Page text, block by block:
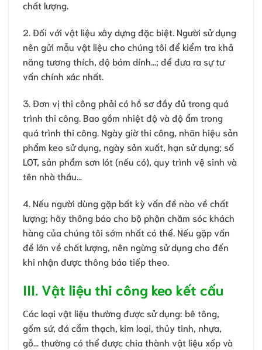
chất lượng.
2. Đối với vật liệu xây dựng đặc biệt. Người sử dụng
nên gửi mẫu vật liệu cho chúng tôi để kiểm tra khả
năng tương thích, độ bám dính…; để đưa ra sự tư
vấn chính xác nhất.
3. Đơn vị thi công phải có hồ sơ đầy đủ trong quá
trình thi công. Bao gồm nhiệt độ và độ ẩm trong
quá trình thi công. Ngày giờ thi công, nhãn hiệu sản
phẩm keo sử dụng, ngày sản xuất, hạn sử dụng; số
LOT, sản phẩm sơn lót (nếu có), quy trình vệ sinh và
tên nhà thầu…
4. Nếu người dùng gặp bất kỳ vấn đề nào về chất
lượng; hãy thông báo cho bộ phận chăm sóc khách
hàng của chúng tôi sớm nhất có thể. Nếu gặp vấn
đề lớn về chất lượng, nên ngừng sử dụng cho đến
khi nhận được thông báo tiếp theo.
III. Vật liệu thi công keo kết cấu
Các loại vật liệu thường được sử dụng: bê tông,
gốm sứ, đá cẩm thạch, kim loại, thủy tinh, nhựa,
gỗ… thường có thể được chia thành vật liệu xốp và